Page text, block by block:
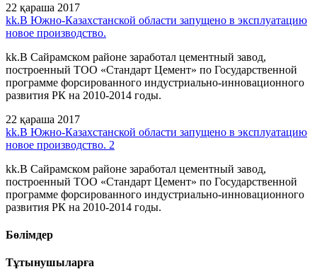
22 қараша 2017
kk.В Южно-Казахстанской области запущено в эксплуатацию
новое производство.
kk.В Сайрамском районе заработал цементный завод,
построенный ТОО «Стандарт Цемент» по Государственной
программе форсированного индустриально-инновационного
развития РК на 2010-2014 годы.
22 қараша 2017
kk.В Южно-Казахстанской области запущено в эксплуатацию
новое производство. 2
kk.В Сайрамском районе заработал цементный завод,
построенный ТОО «Стандарт Цемент» по Государственной
программе форсированного индустриально-инновационного
развития РК на 2010-2014 годы.
Бөлімдер
Тұтынушыларға